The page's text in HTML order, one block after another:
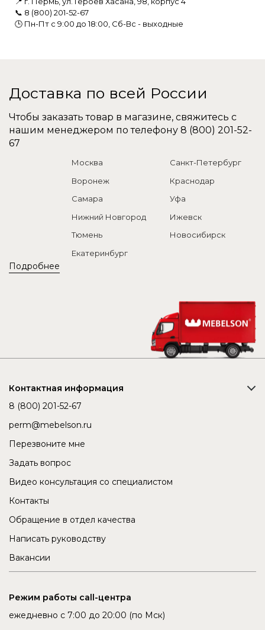
📞 8 (800) 201-52-67
🕒 Пн-Пт с 9:00 до 18:00, Сб-Вс - выходные
Доставка по всей России
Чтобы заказать товар в магазине, свяжитесь с
нашим менеджером по телефону 8 (800) 201-52-
67
Подробнее
Москва
Санкт-Петербург
Воронеж
Краснодар
Самара
Уфа
Нижний Новгород
Ижевск
Тюмень
Новосибирск
Екатеринбург
Контактная информация
8 (800) 201-52-67
perm@mebelson.ru
Перезвоните мне
Задать вопрос
Видео консультация со специалистом
Контакты
Обращение в отдел качества
Написать руководству
Вакансии
Режим работы call-центра
ежедневно с 7:00 до 20:00 (по Мск)